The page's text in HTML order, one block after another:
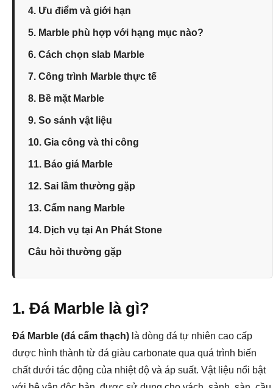
4. Ưu điểm và giới hạn
5. Marble phù hợp với hạng mục nào?
6. Cách chọn slab Marble
7. Công trình Marble thực tế
8. Bề mặt Marble
9. So sánh vật liệu
10. Gia công và thi công
11. Báo giá Marble
12. Sai lầm thường gặp
13. Cẩm nang Marble
14. Dịch vụ tại An Phát Stone
Câu hỏi thường gặp
1. Đá Marble là gì?
Đá Marble (đá cẩm thạch) là dòng đá tự nhiên cao cấp
được hình thành từ đá giàu carbonate qua quá trình biến
chất dưới tác động của nhiệt độ và áp suất. Vật liệu nổi bật